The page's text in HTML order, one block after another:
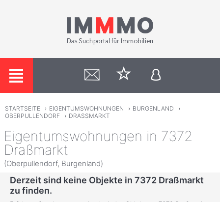
STARTSEITE › EIGENTUMSWOHNUNGEN › BURGENLAND
›
OBERPULLENDORF
› DRASSMARKT
Eigentumswohnungen in 7372
Draßmarkt
(Oberpullendorf, Burgenland)
Derzeit sind keine Objekte in 7372 Draßmarkt
zu finden.